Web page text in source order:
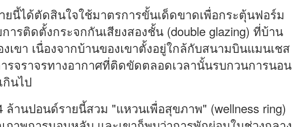
ยนี้ได้ตัดสินใจใช้มาตรการขั้นเด็ดขาดเพื่อกระตุ้นฟอร์ม
ารติดตั้งกระจกกันเสียงสองชั้น (double glazing) ที่บ้าน
เขา เนื่องจากบ้านของเขาตั้งอยู่ใกล้กับสนามบินแมนเชส
รจราจรทางอากาศที่ติดขัดตลอดเวลานั้นรบกวนการนอน
กินไป
ล้านปอนด์รายนี้สวม "แหวนเพื่อสุขภาพ" (wellness ring)